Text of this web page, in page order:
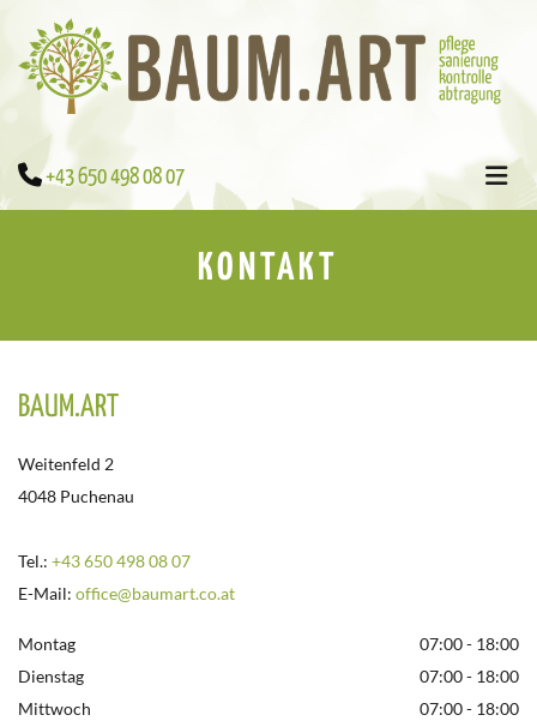
+43 650 498 08 07
KONTAKT
BAUM.ART
Weitenfeld 2
4048 Puchenau
Tel.: +43 650 498 08 07
E-Mail: office@baumart.co.at
Montag
07:00 - 18:00
Dienstag
07:00 - 18:00
Mittwoch
07:00 - 18:00